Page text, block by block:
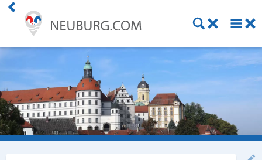
Handwerk
Gastronomie
Dienstleistung